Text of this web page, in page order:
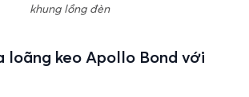
khung lồng đèn
loãng keo Apollo Bond với